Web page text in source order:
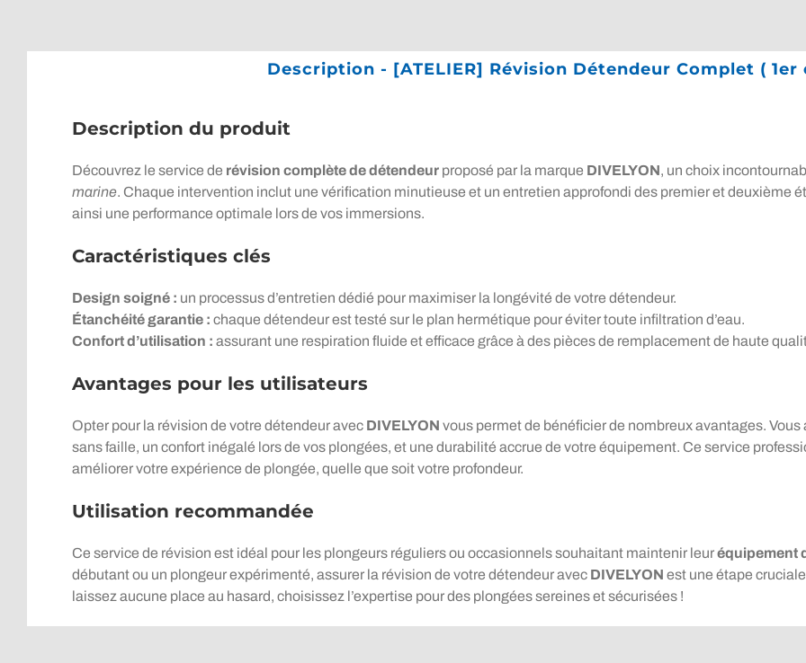
Description - [ATELIER] Révision Détendeur Complet ( 1er
Description du produit
Découvrez le service de révision complète de détendeurproposé par la marque DIVELYON, un choix
marine. Chaque intervention inclut une vérification minutieuse et un entretien approfondi des premier et deuxième
ainsi une performance optimale lors de vos immersions.
Caractéristiques clés
Design soigné : un processus d’entretien dédié pour maximiser la longévité de votre détendeur.
Étanchéité garantie : chaque détendeur est testé sur le plan hermétique pour éviter toute infiltration d’eau.
Confort d’utilisation : assurant une respiration fluide et efficace grâce à des pièces de remplacement de haute
Avantages pour les utilisateurs
Opter pour la révision de votre détendeur avec DIVELYON vous permet de bénéficier de nombreux avantages. Vous
sans faille, un confort inégalé lors de vos plongées, et une durabilité accrue de votre équipement. Ce service
améliorer votre expérience de plongée, quelle que soit votre profondeur.
Utilisation recommandée
Ce service de révision est idéal pour les plongeurs réguliers ou occasionnels souhaitant maintenir leuréquipement
débutant ou un plongeur expérimenté, assurer la révision de votre détendeur avec DIVELYON est une étape
laissez aucune place au hasard, choisissez l’expertise pour des plongées sereines et sécurisées !